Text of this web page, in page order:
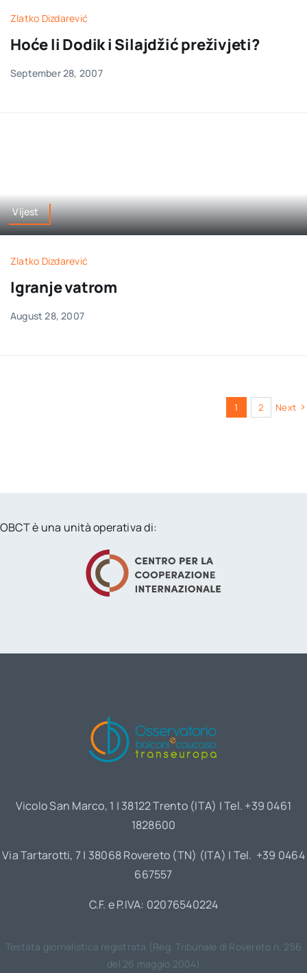
Zlatko Dizdarević
Hoće li Dodik i Silajdžić preživjeti?
September 28, 2007
Vijest
Zlatko Dizdarević
Igranje vatrom
August 28, 2007
1 2 Next
OBCT è una unità operativa di:
Vicolo San Marco, 1 | 38122 Trento (ITA) | Tel. +39 0461
1828600
Via Tartarotti, 7 | 38068 Rovereto (TN) (ITA) | Tel. +39 0464
667557
C.F. e P.IVA: 02076540224
Testata giornalistica registrata (Reg. Tribunale di Rovereto n. 256
del 26 maggio 2004)